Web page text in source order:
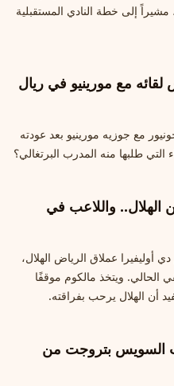
مشيراً إلى خطة النادي المستقبلية
مع مورينيو في ريال
مع جوزيه مورينيو بعد عودته
التي طلبها منه المدرب البرتغالي؟
الهلال.. واللاعب في
أوليفيرا عملاق الرياض الهلال،
الحالي. ويتخذ مالكوم موقفًا
أن الهلال يرحب بفراقته.
السويس بتروجت من